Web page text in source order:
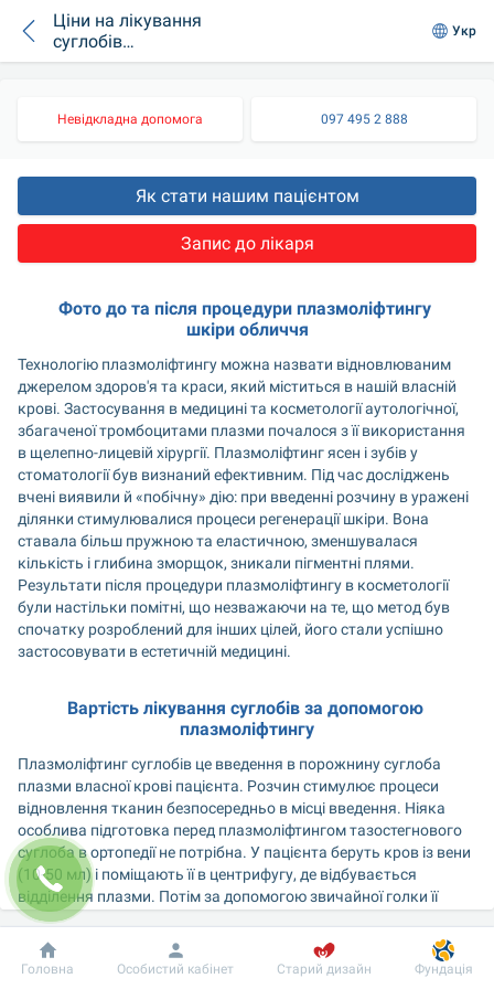
Ціни на лікування
суглобів
плазмоліфтингом у
Укр
Невідкладна допомога 097 495 2 888
Як стати нашим пацієнтом
Запис до лікаря
Фото до та після процедури плазмоліфтингу
шкіри обличчя
Технологію плазмоліфтингу можна назвати відновлюваним
джерелом здоров'я та краси, який міститься в нашій власній
крові. Застосування в медицині та косметології аутологічної,
збагаченої тромбоцитами плазми почалося з її використання
в щелепно-лицевій хірургії. Плазмоліфтинг ясен і зубів у
стоматології був визнаний ефективним. Під час досліджень
вчені виявили й «побічну» дію: при введенні розчину в уражені
ділянки стимулювалися процеси регенерації шкіри. Вона
ставала більш пружною та еластичною, зменшувалася
кількість і глибина зморщок, зникали пігментні плями.
Результати після процедури плазмоліфтингу в косметології
були настільки помітні, що незважаючи на те, що метод був
спочатку розроблений для інших цілей, його стали успішно
застосовувати в естетичній медицині.
Вартість лікування суглобів за допомогою
плазмоліфтингу
Плазмоліфтинг суглобів це введення в порожнину суглоба
плазми власної крові пацієнта. Розчин стимулює процеси
відновлення тканин безпосередньо в місці введення. Ніяка
особлива підготовка перед плазмоліфтингом тазостегнового
суглоба в ортопедії не потрібна. У пацієнта беруть кров із вени
(10-50 мл) і поміщають її в центрифугу, де відбувається
відділення плазми. Потім за допомогою звичайної голки її
вводять безпосередньо в суглоб. Процедура безболісна, але за
бажанням пацієнта може бути застосована місцева анестезія.
Зазвичай потрібен курс із 5-7 процедур із перервою на 3-5 днів.
Добробут Інформація Пацієнту
Головна Особистий кабінет Старий дизайн Фундація